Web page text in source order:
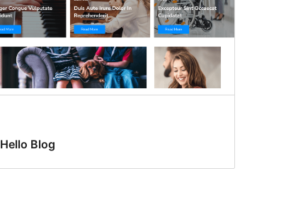
Hello Blog